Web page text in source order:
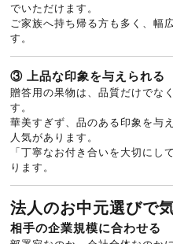
でいただけます。
ご家族へ持ち帰る方も多く、幅
す。
③ 上品な印象を与えられる
贈答用の果物は、品質だけでな
す。
華美すぎず、品のある印象を与
人気があります。
「丁寧なお付き合いを大切にし
ります。
法人のお中元選びで
相手の企業規模に合わせる